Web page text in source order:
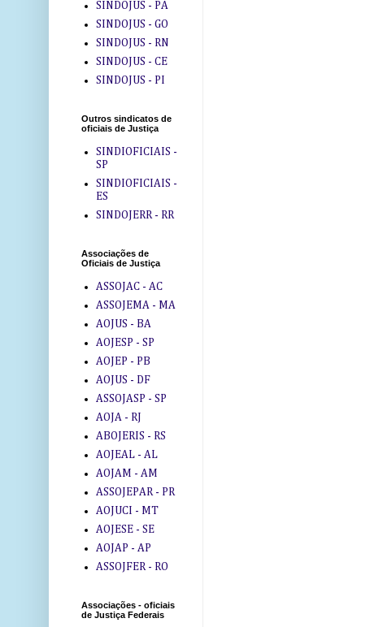
SINDOJUS - PA
SINDOJUS - GO
SINDOJUS - RN
SINDOJUS - CE
SINDOJUS - PI
Outros sindicatos de
oficiais de Justiça
SINDIOFICIAIS -
SP
SINDIOFICIAIS -
ES
SINDOJERR - RR
Associações de
Oficiais de Justiça
ASSOJAC - AC
ASSOJEMA - MA
AOJUS - BA
AOJESP - SP
AOJEP - PB
AOJUS - DF
ASSOJASP - SP
AOJA - RJ
ABOJERIS - RS
AOJEAL - AL
AOJAM - AM
ASSOJEPAR - PR
AOJUCI - MT
AOJESE - SE
AOJAP - AP
ASSOJFER - RO
Associações - oficiais
de Justiça Federais